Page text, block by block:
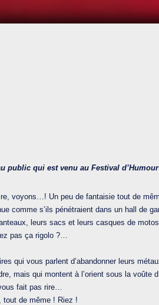
public qui est venu au Festival
voyons…! Un peu de fantaisie tout de
comme s’ils pénétraient dans un hall de
leurs sacs et leurs casques de
pas ça rigolo ?…
qui vous parlent d’abandonner leurs
mais qui montent à l’orient sous la
fait pas rire…
tout de même ! Riez !